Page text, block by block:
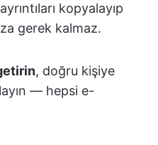
kopyalayıp
gerek kalmaz.
, doğru kişiye
— hepsi e-